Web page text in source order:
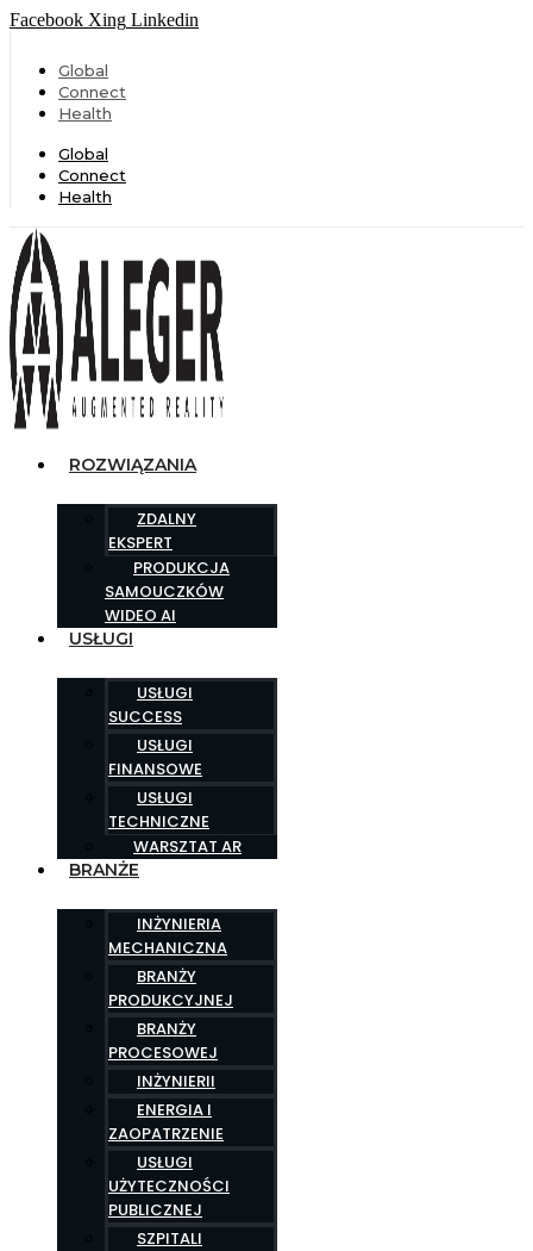
Facebook Xing Linkedin
Global
Connect
Health
Global
Connect
Health
ROZWIĄZANIA
ZDALNY
EKSPERT
PRODUKCJA
SAMOUCZKÓW
WIDEO AI
USŁUGI
USŁUGI
SUCCESS
USŁUGI
FINANSOWE
USŁUGI
TECHNICZNE
WARSZTAT AR
BRANŻE
INŻYNIERIA
MECHANICZNA
BRANŻY
PRODUKCYJNEJ
BRANŻY
PROCESOWEJ
INŻYNIERII
ENERGIA I
ZAOPATRZENIE
USŁUGI
UŻYTECZNOŚCI
PUBLICZNEJ
SZPITALI